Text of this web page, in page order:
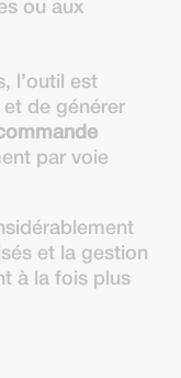
ou aux
l’outil est
de générer
par voie
et la gestion
à la fois plus